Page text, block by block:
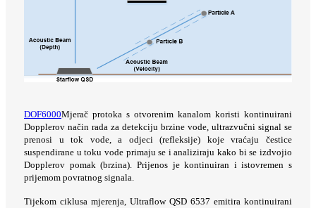
DOF6000Mjerač protoka s otvorenim kanalom koristi kontinuirani
Dopplerov način rada za detekciju brzine vode, ultrazvučni signal se
prenosi u tok vode, a odjeci (refleksije) koje vraćaju čestice
suspendirane u toku vode primaju se i analiziraju kako bi se izdvojio
Dopplerov pomak (brzina). Prijenos je kontinuiran i istovremen s
prijemom povratnog signala.
Tijekom ciklusa mjerenja, Ultraflow QSD 6537 emitira kontinuirani